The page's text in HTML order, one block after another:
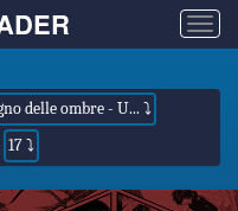
delle ombre - U... ⤵
17 ⤵